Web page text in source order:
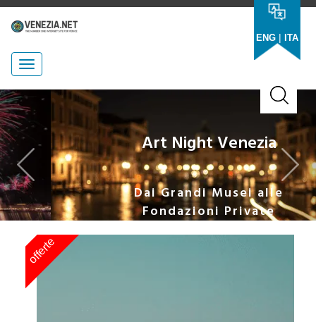
ENG | ITA
Art Night Venezia
Dai Grandi Musei alle
Fondazioni Private
Previous
offerte